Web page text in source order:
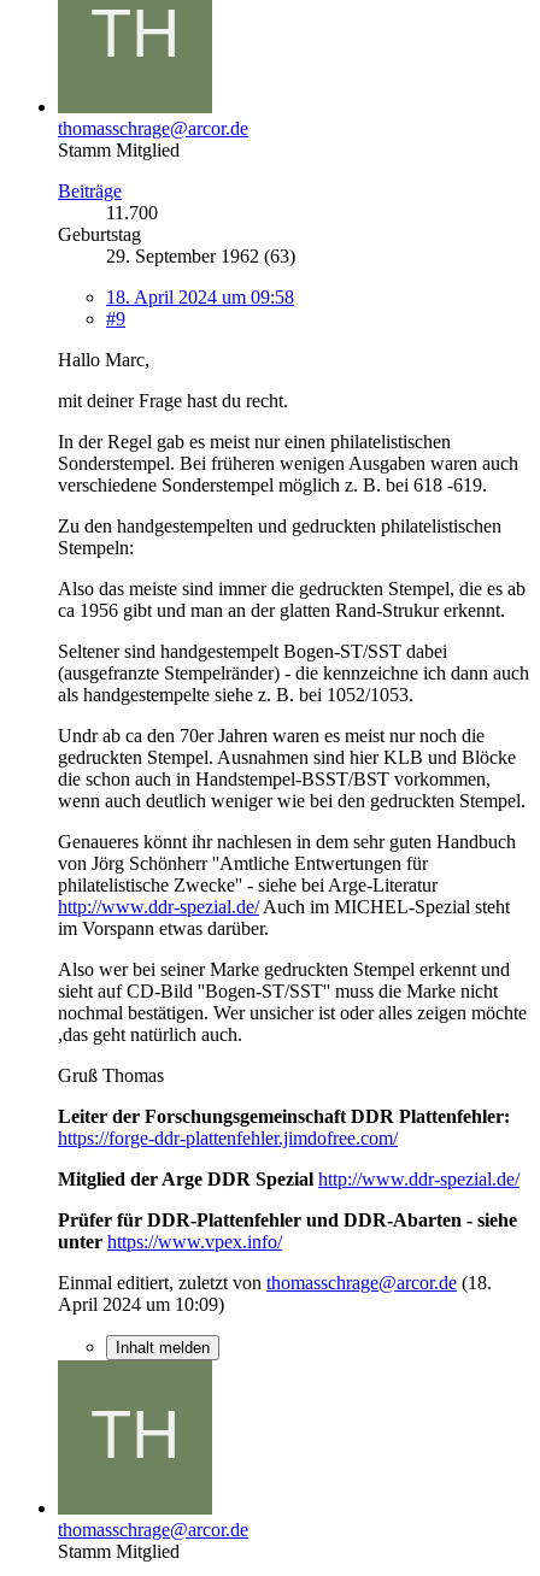
thomasschrage@arcor.de
Stamm Mitglied
Beiträge
11.700
Geburtstag
29. September 1962 (63)
18. April 2024 um 09:58
#9
Hallo Marc,
mit deiner Frage hast du recht.
In der Regel gab es meist nur einen philatelistischen
Sonderstempel. Bei früheren wenigen Ausgaben waren auch
verschiedene Sonderstempel möglich z. B. bei 618 -619.
Zu den handgestempelten und gedruckten philatelistischen
Stempeln:
Also das meiste sind immer die gedruckten Stempel, die es ab
ca 1956 gibt und man an der glatten Rand-Strukur erkennt.
Seltener sind handgestempelt Bogen-ST/SST dabei
(ausgefranzte Stempelränder) - die kennzeichne ich dann auch
als handgestempelte siehe z. B. bei 1052/1053.
Undr ab ca den 70er Jahren waren es meist nur noch die
gedruckten Stempel. Ausnahmen sind hier KLB und Blöcke
die schon auch in Handstempel-BSST/BST vorkommen,
wenn auch deutlich weniger wie bei den gedruckten Stempel.
Genaueres könnt ihr nachlesen in dem sehr guten Handbuch
von Jörg Schönherr ''Amtliche Entwertungen für
philatelistische Zwecke'' - siehe bei Arge-Literatur
http://www.ddr-spezial.de/Auch im MICHEL-Spezial steht
im Vorspann etwas darüber.
Also wer bei seiner Marke gedruckten Stempel erkennt und
sieht auf CD-Bild ''Bogen-ST/SST'' muss die Marke nicht
nochmal bestätigen. Wer unsicher ist oder alles zeigen möchte
,das geht natürlich auch.
Gruß Thomas
Leiter der Forschungsgemeinschaft DDR Plattenfehler:
https://forge-ddr-plattenfehler.jimdofree.com/
Mitglied der Arge DDR Spezial http://www.ddr-spezial.de/
Prüfer für DDR-Plattenfehler und DDR-Abarten - siehe
unter https://www.vpex.info/
Einmal editiert, zuletzt von thomasschrage@arcor.de (18.
April 2024 um 10:09)
Inhalt melden
thomasschrage@arcor.de
Stamm Mitglied